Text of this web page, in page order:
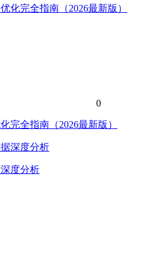
0
完全指南（2026最新版）
深度分析